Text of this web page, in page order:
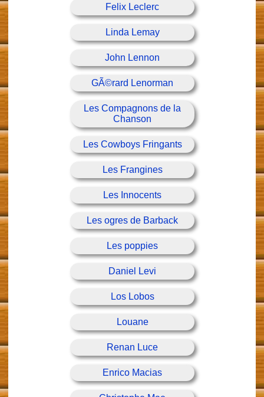
Felix Leclerc
Linda Lemay
John Lennon
GÃ©rard Lenorman
Les Compagnons de la
Chanson
Les Cowboys Fringants
Les Frangines
Les Innocents
Les ogres de Barback
Les poppies
Daniel Levi
Los Lobos
Louane
Renan Luce
Enrico Macias